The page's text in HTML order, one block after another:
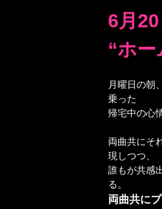
6月
“ホ
月曜日の朝
乗った
帰宅中の心
両曲共にそ
現しつつ、
誰もが共感
る。
両曲共に